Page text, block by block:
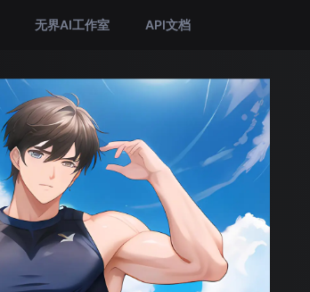
无界AI工作室 API文档